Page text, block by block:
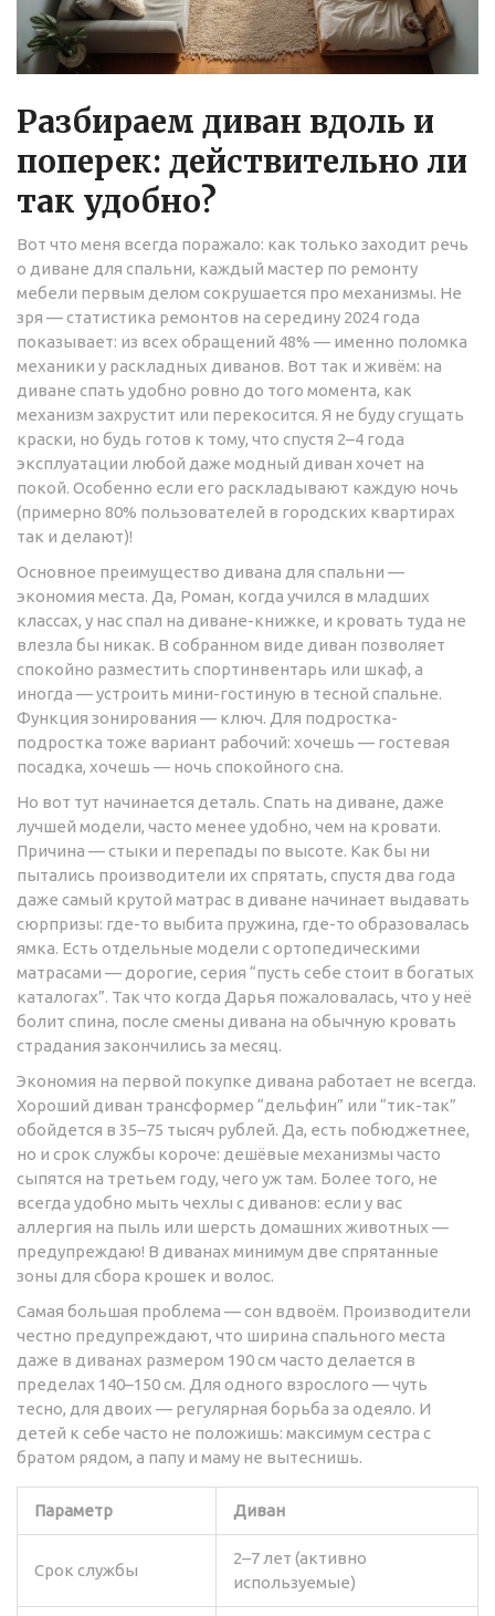
Разбираем диван вдоль и
поперек: действительно ли
так удобно?
Вот что меня всегда поражало: как только заходит речь
о диване для спальни, каждый мастер по ремонту
мебели первым делом сокрушается про механизмы. Не
зря — статистика ремонтов на середину 2024 года
показывает: из всех обращений 48% — именно поломка
механики у раскладных диванов. Вот так и живём: на
диване спать удобно ровно до того момента, как
механизм захрустит или перекосится. Я не буду сгущать
краски, но будь готов к тому, что спустя 2–4 года
эксплуатации любой даже модный диван хочет на
покой. Особенно если его раскладывают каждую ночь
(примерно 80% пользователей в городских квартирах
так и делают)!
Основное преимущество дивана для спальни —
экономия места. Да, Роман, когда учился в младших
классах, у нас спал на диване-книжке, и кровать туда не
влезла бы никак. В собранном виде диван позволяет
спокойно разместить спортинвентарь или шкаф, а
иногда — устроить мини-гостиную в тесной спальне.
Функция зонирования — ключ. Для подростка-
подростка тоже вариант рабочий: хочешь — гостевая
посадка, хочешь — ночь спокойного сна.
Но вот тут начинается деталь. Спать на диване, даже
лучшей модели, часто менее удобно, чем на кровати.
Причина — стыки и перепады по высоте. Как бы ни
пытались производители их спрятать, спустя два года
даже самый крутой матрас в диване начинает выдавать
сюрпризы: где-то выбита пружина, где-то образовалась
ямка. Есть отдельные модели с ортопедическими
матрасами — дорогие, серия “пусть себе стоит в богатых
каталогах”. Так что когда Дарья пожаловалась, что у неё
болит спина, после смены дивана на обычную кровать
страдания закончились за месяц.
Экономия на первой покупке дивана работает не всегда.
Хороший диван трансформер “дельфин” или “тик-так”
обойдется в 35–75 тысяч рублей. Да, есть побюджетнее,
но и срок службы короче: дешёвые механизмы часто
сыпятся на третьем году, чего уж там. Более того, не
всегда удобно мыть чехлы с диванов: если у вас
аллергия на пыль или шерсть домашних животных —
предупреждаю! В диванах минимум две спрятанные
зоны для сбора крошек и волос.
Самая большая проблема — сон вдвоём. Производители
честно предупреждают, что ширина спального места
даже в диванах размером 190 см часто делается в
пределах 140–150 см. Для одного взрослого — чуть
тесно, для двоих — регулярная борьба за одеяло. И
детей к себе часто не положишь: максимум сестра с
братом рядом, а папу и маму не вытеснишь.
Параметр Диван
Срок службы
2–7 лет (активно
используемые)